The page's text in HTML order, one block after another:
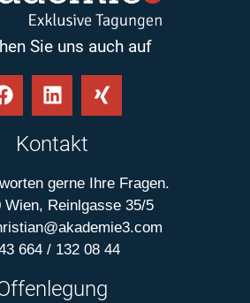
Sie uns auch auf
Kontakt
gerne Ihre Fragen.
Wien, Reinlgasse 35/5
664 / 132 08 44